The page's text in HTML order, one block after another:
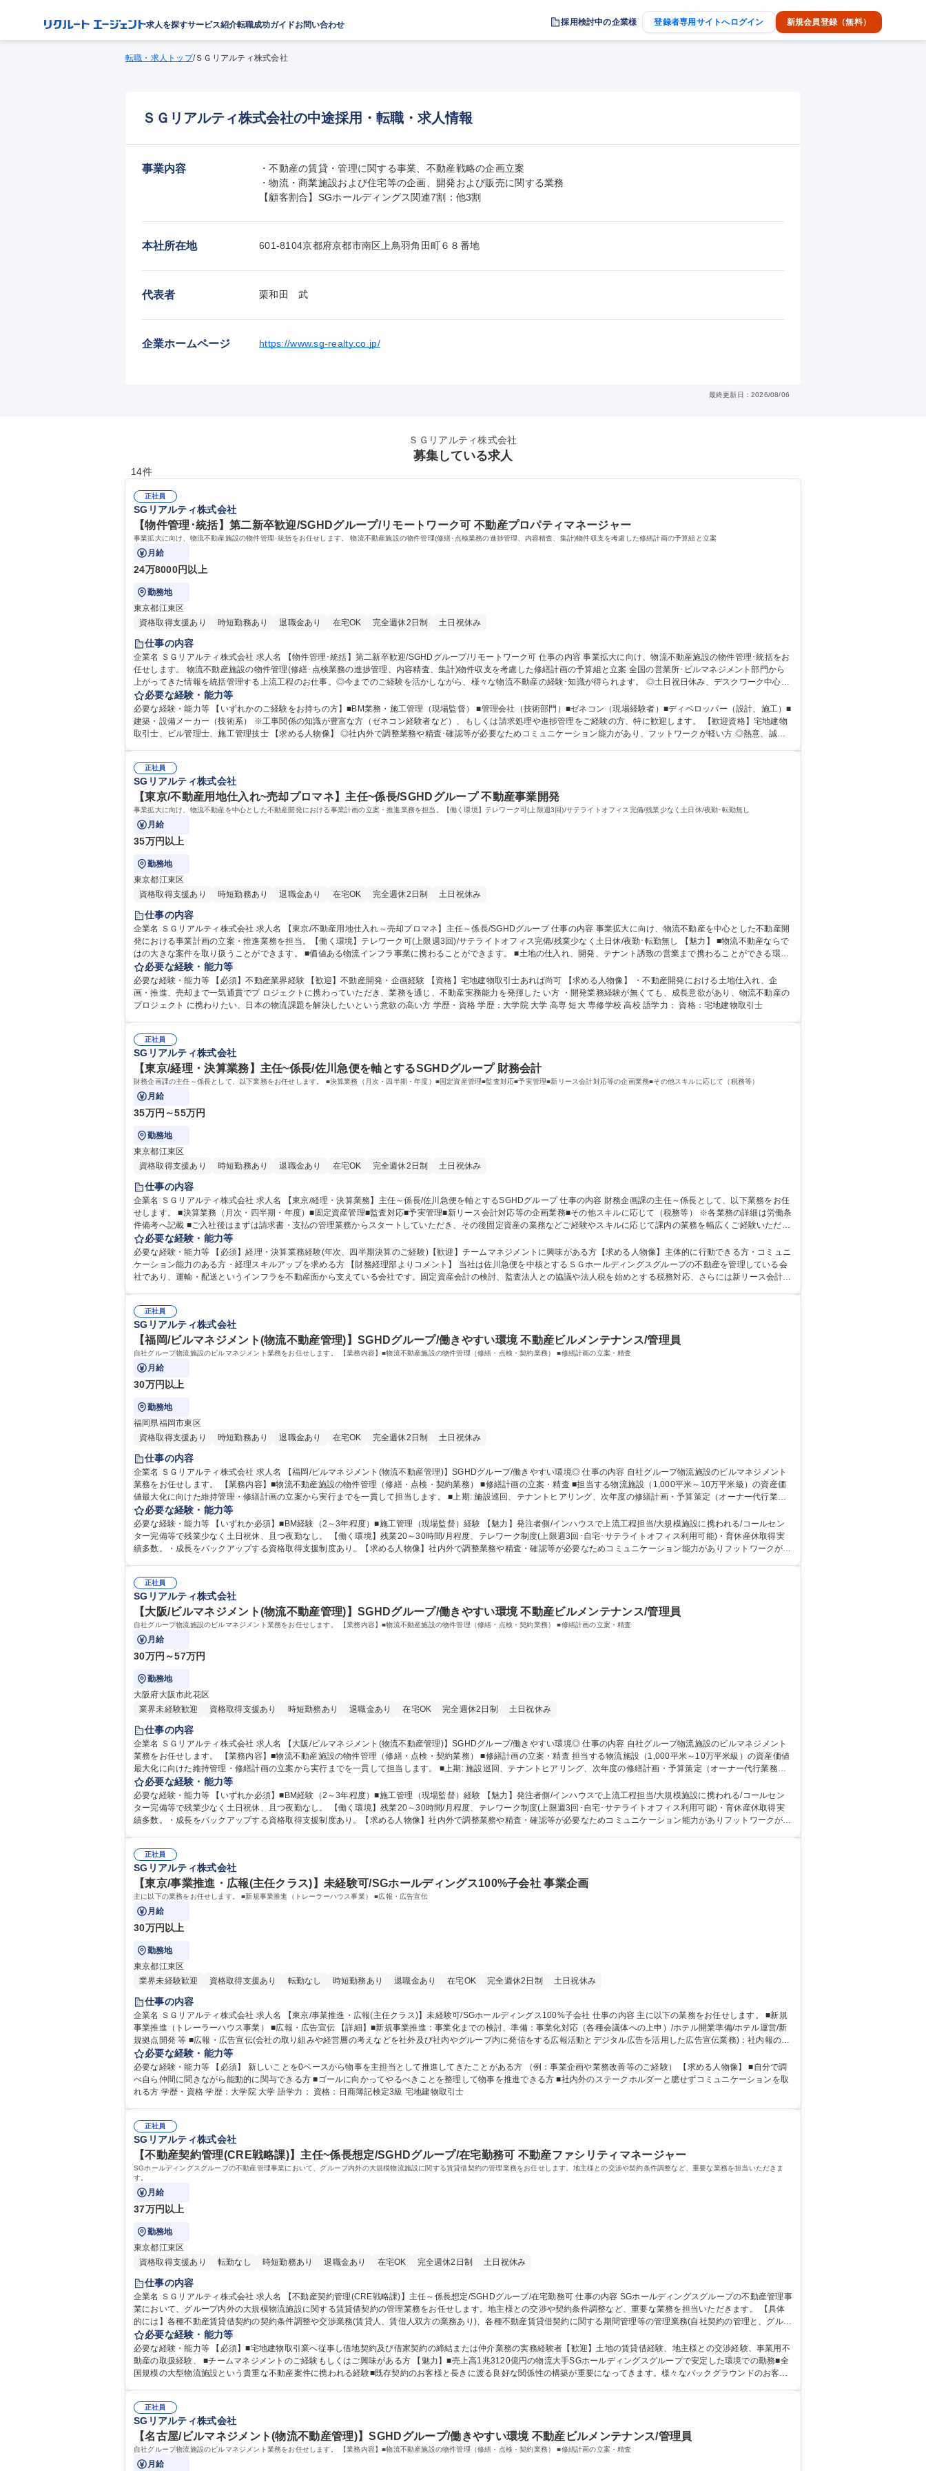
求人を探すサービス紹介転職成功ガイドお問い合わせ 採用検討中の企業様 登録者専用サイトへログイン 新規会員登録（無料）
転職・求人トップ/ＳＧリアルティ株式会社
ＳＧリアルティ株式会社の中途採用・転職・求人情報
事業内容
・不動産の賃貸・管理に関する事業、不動産戦略の企画立案
・物流・商業施設および住宅等の企画、開発および販売に関する業務
【顧客割合】SGホールディングス関連7割：他3割
本社所在地 601-8104京都府京都市南区上鳥羽角田町６８番地
代表者 栗和田　武
企業ホームページ https://www.sg-realty.co.jp/
最終更新日：2026/08/06
ＳＧリアルティ株式会社
募集している求人
14件
正社員
SGリアルティ株式会社
【物件管理･統括】第二新卒歓迎/SGHDグループ/リモートワーク可 不動産プロパティマネージャー
事業拡大に向け、物流不動産施設の物件管理･統括をお任せします。 物流不動産施設の物件管理(修繕･点検業務の進捗管理、内容精査、集計)物件収支を考慮した修繕計画の予算組と立案
月給
24万8000円以上
勤務地
東京都江東区
資格取得支援あり
時短勤務あり 退職金あり 在宅OK 完全週休2日制 土日祝休み
仕事の内容
企業名 ＳＧリアルティ株式会社 求人名 【物件管理･統括】第二新卒歓迎/SGHDグループ/リモートワーク可 仕事の内容 事業拡大に向け、物流不動産施設の物件管理･統括をお
任せします。 物流不動産施設の物件管理(修繕･点検業務の進捗管理、内容精査、集計)物件収支を考慮した修繕計画の予算組と立案 全国の営業所･ビルマネジメント部門から
上がってきた情報を統括管理する上流工程のお仕事。◎今までのご経験を活かしながら、様々な物流不動産の経験･知識が得られます。 ◎土日祝日休み、デスクワーク中心の
業務のため、プライベートと両立しながら、キャリアアップを目指せます ※業務内容の変更の範囲:当社業務全般 募集職種 【物件管理･統括】第二新卒歓迎/SGHDグループ/リ
モートワーク可
必要な経験・能力等
必要な経験・能力等 【いずれかのご経験をお持ちの方】■BM業務・施工管理（現場監督） ■管理会社（技術部門）■ゼネコン（現場経験者）■ディベロッパー（設計、施工）■
建築・設備メーカー（技術系） ※工事関係の知識が豊富な方（ゼネコン経験者など）、もしくは請求処理や進捗管理をご経験の方、特に歓迎します。 【歓迎資格】宅地建物
取引士、ビル管理士、施工管理技士 【求める人物像】 ◎社内外で調整業務や精査･確認等が必要なためコミュニケーション能力があり、フットワークが軽い方 ◎熱意、誠
正社員
SGリアルティ株式会社
【東京/不動産用地仕入れ~売却プロマネ】主任~係長/SGHDグループ 不動産事業開発
事業拡大に向け、物流不動産を中心とした不動産開発における事業計画の立案・推進業務を担当。【働く環境】テレワーク可(上限週3回)/サテライトオフィス完備/残業少なく土日休/夜勤･転勤無し
月給
35万円以上
勤務地
東京都江東区
資格取得支援あり
時短勤務あり 退職金あり 在宅OK 完全週休2日制 土日祝休み
仕事の内容
企業名 ＳＧリアルティ株式会社 求人名 【東京/不動産用地仕入れ～売却プロマネ】主任～係長/SGHDグループ 仕事の内容 事業拡大に向け、物流不動産を中心とした不動産開
発における事業計画の立案・推進業務を担当。【働く環境】テレワーク可(上限週3回)/サテライトオフィス完備/残業少なく土日休/夜勤･転勤無し 【魅力】 ■物流不動産ならで
はの大きな案件を取り扱うことができます。 ■価値ある物流インフラ事業に携わることができます。 ■土地の仕入れ、開発、テナント誘致の営業まで携わることができる環境
必要な経験・能力等
必要な経験・能力等 【必須】不動産業界経験 【歓迎】不動産開発・企画経験 【資格】宅地建物取引士あれば尚可 【求める人物像】 ・不動産開発における土地仕入れ、企
画・推進、売却まで一気通貫でプ ロジェクトに携わっていただき、業務を通じ、不動産実務能力を発揮した い方 ・開発業務経験が無くても、成長意欲があり、物流不動産の
プロジェクト に携わりたい、日本の物流課題を解決したいという意欲の高い方 学歴・資格 学歴：大学院 大学 高専 短大 専修学校 高校 語学力： 資格：宅地建物取引士
正社員
SGリアルティ株式会社
【東京/経理・決算業務】主任~係長/佐川急便を軸とするSGHDグループ 財務会計
財務企画課の主任～係長として、以下業務をお任せします。 ■決算業務（月次・四半期・年度）■固定資産管理■監査対応■予実管理■新リース会計対応等の企画業務■その他スキルに応じて（税務等）
月給
35万円～55万円
勤務地
東京都江東区
資格取得支援あり
時短勤務あり 退職金あり 在宅OK 完全週休2日制 土日祝休み
仕事の内容
企業名 ＳＧリアルティ株式会社 求人名 【東京/経理・決算業務】主任～係長/佐川急便を軸とするSGHDグループ 仕事の内容 財務企画課の主任～係長として、以下業務をお任
せします。 ■決算業務（月次・四半期・年度）■固定資産管理■監査対応■予実管理■新リース会計対応等の企画業務■その他スキルに応じて（税務等） ※各業務の詳細は労働条
件備考へ記載 ■ご入社後はまずは請求書・支払の管理業務からスタートしていただき、その後固定資産の業務などご経験やスキルに応じて課内の業務を幅広くご経験いただき
必要な経験・能力等
必要な経験・能力等 【必須】経理・決算業務経験(年次、四半期決算のご経験)【歓迎】チームマネジメントに興味がある方【求める人物像】主体的に行動できる方・コミュニ
ケーション能力のある方・経理スキルアップを求める方 【財務経理部よりコメント】 当社は佐川急便を中核とするＳＧホールディングスグループの不動産を管理している会
社であり、運輸・配送というインフラを不動産面から支えている会社です。固定資産会計の検討、監査法人との協議や法人税を始めとする税務対応、さらには新リース会計基
正社員
SGリアルティ株式会社
【福岡/ビルマネジメント(物流不動産管理)】SGHDグループ/働きやすい環境 不動産ビルメンテナンス/管理員
自社グループ物流施設のビルマネジメント業務をお任せします。 【業務内容】■物流不動産施設の物件管理（修繕・点検・契約業務） ■修繕計画の立案・精査
月給
30万円以上
勤務地
福岡県福岡市東区
資格取得支援あり
時短勤務あり 退職金あり 在宅OK 完全週休2日制 土日祝休み
仕事の内容
企業名 ＳＧリアルティ株式会社 求人名 【福岡/ビルマネジメント(物流不動産管理)】SGHDグループ/働きやすい環境◎ 仕事の内容 自社グループ物流施設のビルマネジメント
業務をお任せします。 【業務内容】■物流不動産施設の物件管理（修繕・点検・契約業務） ■修繕計画の立案・精査 ■担当する物流施設（1,000平米～10万平米級）の資産価
値最大化に向けた維持管理・修繕計画の立案から実行までを一貫して担当します。 ■上期: 施設巡回、テナントヒアリング、次年度の修繕計画・予算策定（オーナー代行業
務）■下期: 協力会社の選定、見積交渉、発注、現場の工程・品質管理。■日常: 外部ビルメンテナンス委託業者との折衝、電気・給排水・外構等、その他全般の管理。 募集職
種 【福岡/ビルマネジメント(物流不動産管理)】SGHDグループ/働きやすい環境◎
必要な経験・能力等
必要な経験・能力等 【いずれか必須】■BM経験（2～3年程度）■施工管理（現場監督）経験 【魅力】発注者側/インハウスで上流工程担当/大規模施設に携われる/コールセン
ター完備等で残業少なく土日祝休、且つ夜勤なし。 【働く環境】残業20～30時間/月程度、テレワーク制度(上限週3回･自宅･サテライトオフィス利用可能)・育休産休取得実
績多数。・成長をバックアップする資格取得支援制度あり。【求める人物像】社内外で調整業務や精査・確認等が必要なためコミュニケーション能力がありフットワークが軽
正社員
SGリアルティ株式会社
【大阪/ビルマネジメント(物流不動産管理)】SGHDグループ/働きやすい環境 不動産ビルメンテナンス/管理員
自社グループ物流施設のビルマネジメント業務をお任せします。 【業務内容】■物流不動産施設の物件管理（修繕・点検・契約業務） ■修繕計画の立案・精査
月給
30万円～57万円
勤務地
大阪府大阪市此花区
業界未経験歓迎
資格取得支援あり 時短勤務あり 退職金あり 在宅OK 完全週休2日制 土日祝休み
仕事の内容
企業名 ＳＧリアルティ株式会社 求人名 【大阪/ビルマネジメント(物流不動産管理)】SGHDグループ/働きやすい環境◎ 仕事の内容 自社グループ物流施設のビルマネジメント
業務をお任せします。 【業務内容】■物流不動産施設の物件管理（修繕・点検・契約業務） ■修繕計画の立案・精査 担当する物流施設（1,000平米～10万平米級）の資産価値
最大化に向けた維持管理・修繕計画の立案から実行までを一貫して担当します。 ■上期: 施設巡回、テナントヒアリング、次年度の修繕計画・予算策定（オーナー代行業務）■
下期: 協力会社の選定、見積交渉、発注、現場の工程・品質管理。■日常: 外部ビルメンテナンス委託業者との折衝、電気・給排水・外構等、その他全般の管理。 募集職種
【大阪/ビルマネジメント(物流不動産管理)】SGHDグループ/働きやすい環境◎
必要な経験・能力等
必要な経験・能力等 【いずれか必須】■BM経験（2～3年程度）■施工管理（現場監督）経験 【魅力】発注者側/インハウスで上流工程担当/大規模施設に携われる/コールセン
ター完備等で残業少なく土日祝休、且つ夜勤なし。 【働く環境】残業20～30時間/月程度、テレワーク制度(上限週3回･自宅･サテライトオフィス利用可能)・育休産休取得実
績多数。・成長をバックアップする資格取得支援制度あり。【求める人物像】社内外で調整業務や精査・確認等が必要なためコミュニケーション能力がありフットワークが軽
正社員
SGリアルティ株式会社
【東京/事業推進・広報(主任クラス)】未経験可/SGホールディングス100%子会社 事業企画
主に以下の業務をお任せします。 ■新規事業推進（トレーラーハウス事業） ■広報・広告宣伝
月給
30万円以上
勤務地
東京都江東区
業界未経験歓迎
資格取得支援あり 転勤なし 時短勤務あり 退職金あり 在宅OK 完全週休2日制 土日祝休み
仕事の内容
企業名 ＳＧリアルティ株式会社 求人名 【東京/事業推進・広報(主任クラス)】未経験可/SGホールディングス100%子会社 仕事の内容 主に以下の業務をお任せします。 ■新規
事業推進（トレーラーハウス事業） ■広報・広告宣伝 【詳細】■新規事業推進：事業化までの検討、準備：事業化対応（各種会議体への上申）/ホテル開業準備/ホテル運営/新
規拠点開発 等 ■広報・広告宣伝(会社の取り組みや経営層の考えなどを社外及び社内やグループ内に発信をする広報活動とデジタル広告を活用した広告宣伝業務)：社内報の作
成/ニュースリリース対応/ノベルティグッズ制作/会社案内、営業冊子作成/デジタル広告配信調整（代理店対応） 募集職種 【東京/事業推進・広報(主任クラス)】未経験可/SG
ホールディングス100%子会社
必要な経験・能力等
必要な経験・能力等 【必須】 新しいことを0ベースから物事を主担当として推進してきたことがある方 （例：事業企画や業務改善等のご経験） 【求める人物像】 ■自分で調
べ自ら仲間に聞きながら能動的に関与できる方 ■ゴールに向かってやるべきことを整理して物事を推進できる方 ■社内外のステークホルダーと臆せずコミュニケーションを取
れる方 学歴・資格 学歴：大学院 大学 語学力： 資格：日商簿記検定3級 宅地建物取引士
正社員
SGリアルティ株式会社
【不動産契約管理(CRE戦略課)】主任~係長想定/SGHDグループ/在宅勤務可 不動産ファシリティマネージャー
SGホールディングスグループの不動産管理事業において、グループ内外の大規模物流施設に関する賃貸借契約の管理業務をお任せします。地主様との交渉や契約条件調整など、重要な業務を担当いただきま
す。
月給
37万円以上
勤務地
東京都江東区
資格取得支援あり
転勤なし 時短勤務あり 退職金あり 在宅OK 完全週休2日制 土日祝休み
仕事の内容
企業名 ＳＧリアルティ株式会社 求人名 【不動産契約管理(CRE戦略課)】主任～係長想定/SGHDグループ/在宅勤務可 仕事の内容 SGホールディングスグループの不動産管理事
業において、グループ内外の大規模物流施設に関する賃貸借契約の管理業務をお任せします。地主様との交渉や契約条件調整など、重要な業務を担当いただきます。 【具体
的には】各種不動産賃貸借契約の契約条件調整や交渉業務(賃貸人、賃借人双方の業務あり)、各種不動産賃貸借契約に関する期間管理等の管理業務(自社契約の管理と、グルー
プ企業からの管理受託業務あり)、上記業務に附帯した各種業務等（契約書や覚書等作成業務、地代支払・賃料請求業務含む）※出張の頻度：月に1～3回、日帰りもしくは1
泊2日程度【業務内容の変更範囲】当社の指定する業務 募集職種 【不動産契約管理(CRE戦略課)】主任～係長想定/SGHDグループ/在宅勤務可
必要な経験・能力等
必要な経験・能力等 【必須】■宅地建物取引業へ従事し借地契約及び借家契約の締結または仲介業務の実務経験者【歓迎】土地の賃貸借経験、地主様との交渉経験、事業用不
動産の取扱経験、 ■チームマネジメントのご経験もしくはご興味がある方 【魅力】■売上高1兆3120億円の物流大手SGホールディングスグループで安定した環境での勤務■全
国規模の大型物流施設という貴重な不動産案件に携われる経験■既存契約のお客様と長きに渡る良好な関係性の構築が重要になってきます。様々なバックグラウンドのお客様
正社員
SGリアルティ株式会社
【名古屋/ビルマネジメント(物流不動産管理)】SGHDグループ/働きやすい環境 不動産ビルメンテナンス/管理員
自社グループ物流施設のビルマネジメント業務をお任せします。 【業務内容】■物流不動産施設の物件管理（修繕・点検・契約業務） ■修繕計画の立案・精査
月給